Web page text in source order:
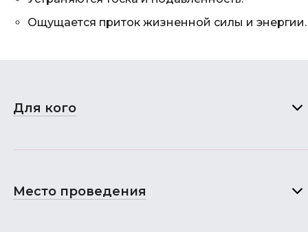
Ощущается приток жизненной силы и энергии.
Для кого
Место проведения